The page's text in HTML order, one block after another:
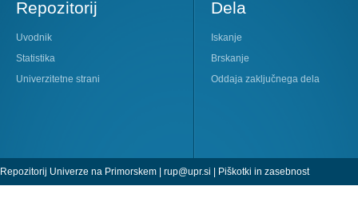
Repozitorij
Uvodnik
Statistika
Univerzitetne strani
Dela
Iskanje
Brskanje
Oddaja zaključnega dela
Repozitorij Univerze na Primorskem | rup@upr.si | Piškotki in zasebnost